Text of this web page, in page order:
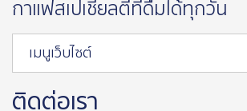
กาแฟสเปเชียลตี้ที่ดื่มได้ทุกวัน
เมนูเว็บไซต์
ติดต่อเรา